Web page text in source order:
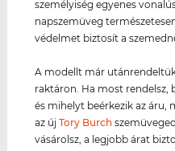
személyiség egyenes
napszemüveg
védelmet biztosít a
A modellt már
raktáron. Ha most rendelsz,
és mihelyt beérkezik az áru,
az újTory Burch
vásárolsz, a legjobb árat